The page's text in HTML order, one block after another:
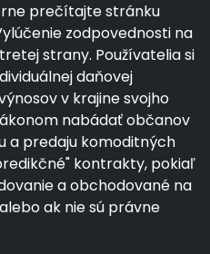
prečítajte stránku
zodpovednosti na
strany. Používatelia si
daňovej
v krajine svojho
nabádať občanov
a predaju komoditných
kontrakty, pokiaľ
a obchodované na
ak nie sú právne